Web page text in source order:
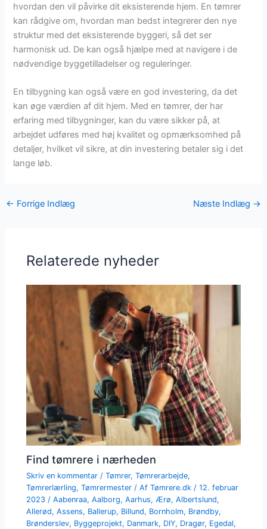
hvordan den vil påvirke dit eksisterende hjem. En tømrer
kan rådgive om, hvordan man bedst integrerer den nye
struktur med det eksisterende byggeri, så det ser
harmonisk ud. De kan også hjælpe med at navigere i de
nødvendige byggetilladelser og reguleringer.
En tilbygning kan også være en god investering, da det
kan øge værdien af dit hjem. Med en tømrer, der har
erfaring med tilbygninger, kan du være sikker på, at
arbejdet udføres med høj kvalitet og opmærksomhed på
detaljer, hvilket vil sikre, at din investering betaler sig i det
lange løb.
← Forrige Indlæg Næste Indlæg →
Relaterede nyheder
Find tømrere i nærheden
Skriv en kommentar /Tømrer,Tømrerarbejde,
Tømrerlærling,Tømrermester / AfTømrere.dk/12. februar
2023/Aabenraa,Aalborg,Aarhus,Ærø,Albertslund,
Allerød,Assens, Ballerup, Billund, Bornholm, Brøndby,
Brønderslev, Byggeprojekt, Danmark, DIY, Dragør, Egedal,